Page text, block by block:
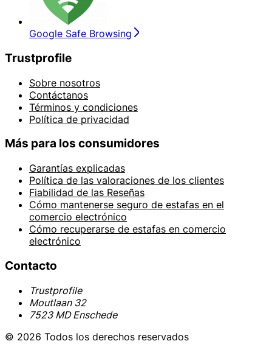
Google Safe Browsing
Trustprofile
Sobre nosotros
Contáctanos
Términos y condiciones
Política de privacidad
Más para los consumidores
Garantías explicadas
Política de las valoraciones de los clientes
Fiabilidad de las Reseñas
Cómo mantenerse seguro de estafas en el
comercio electrónico
Cómo recuperarse de estafas en comercio
electrónico
Contacto
Trustprofile
Moutlaan 32
7523 MD Enschede
© 2026 Todos los derechos reservados